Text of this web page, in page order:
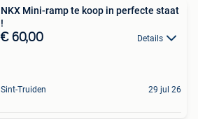
NKX Mini-ramp te koop in perfecte staat
!
€ 60,00 Details
Sint-Truiden 29 jul 26